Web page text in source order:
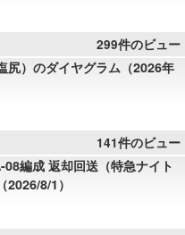
299件のビュー
尻）のダイヤグラム（2026年
141件のビュー
編成 返却回送（特急ナイト
2026/8/1）